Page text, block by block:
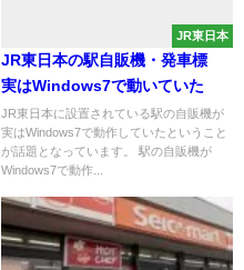
JR東日本
JR東日本の駅自販機・発車標
実はWindows7で動いていた
JR東日本に設置されている駅の自販機が
実はWindows7で動作していたということ
が話題となっています。 駅の自販機が
Windows7で動作...